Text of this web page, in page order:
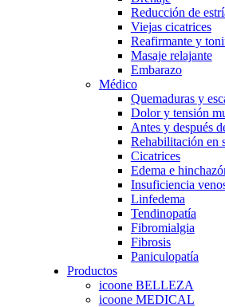
Reducción de
Viejas cicatrices
Reafirmante y
Masaje relajante
Embarazo
Médico
Quemaduras y
Dolor y tensión
Antes y después
Rehabilitación en
Cicatrices
Edema e
Insuficiencia
Linfedema
Tendinopatía
Fibromialgia
Fibrosis
Paniculopatía
Productos
icoone BELLEZA
icoone MEDICAL